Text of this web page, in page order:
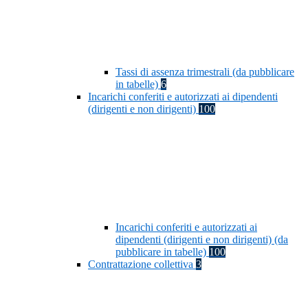
Tassi di assenza trimestrali (da pubblicare
in tabelle) 6
Incarichi conferiti e autorizzati ai dipendenti
(dirigenti e non dirigenti) 100
Incarichi conferiti e autorizzati ai
dipendenti (dirigenti e non dirigenti) (da
pubblicare in tabelle) 100
Contrattazione collettiva 3